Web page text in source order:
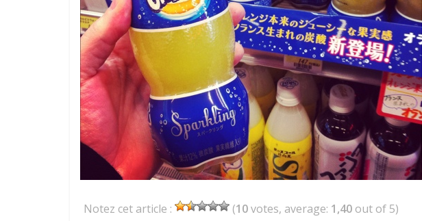
Notez cet article : (10votes, average: 1,40 out of 5)